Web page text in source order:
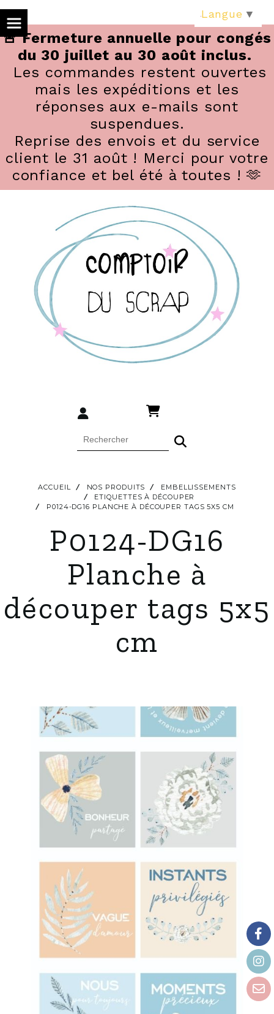
🚨 Fermeture annuelle pour congés
du 30 juillet au 30 août inclus.
Les commandes restent ouvertes
mais les expéditions et les
réponses aux e-mails sont
suspendues.
Reprise des envois et du service
client le 31 août ! Merci pour votre
confiance et bel été à toutes ! 🫶
ACCUEIL NOS PRODUITS
EMBELLISSEMENTS
ETIQUETTES À DÉCOUPER
P0124-DG16 PLANCHE À DÉCOUPER TAGS 5X5 CM
P0124-DG16
Planche à
découper tags 5x5
cm
Langue ▼